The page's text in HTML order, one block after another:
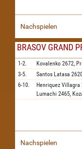
Nachspielen
BRASOV GRAND
1-2. Kovalenko 2672,
3-5.
Santos Latasa
6-10.
Henriquez Villagra
Lumachi 2465,
Nachspielen